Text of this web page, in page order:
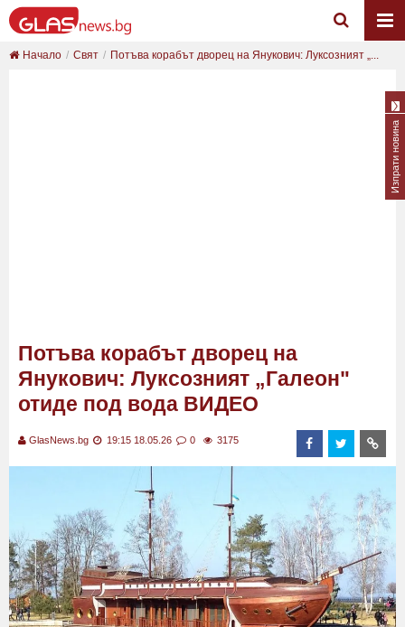
Начало Свят Потъва корабът дворец на Янукович: Луксозният „...
Потъва корабът дворец на
Янукович: Луксозният „Галеон"
отиде под вода ВИДЕО
GlasNews.bg 19:15 18.05.26 0 3175
Изпрати новина